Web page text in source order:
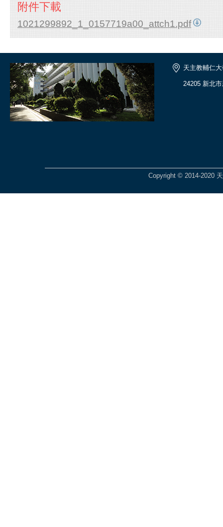
附件下載
1021299892_1_0157719a00_attch1.pdf
天主教輔仁
24205 新北
Copyright © 2014-2020